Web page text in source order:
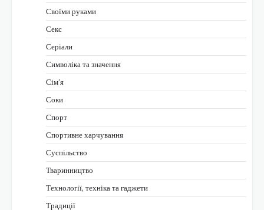
Своїми руками
Секс
Серіали
Символіка та значення
Сім’я
Соки
Спорт
Спортивне харчування
Суспільство
Тваринництво
Технології, техніка та гаджети
Традиції